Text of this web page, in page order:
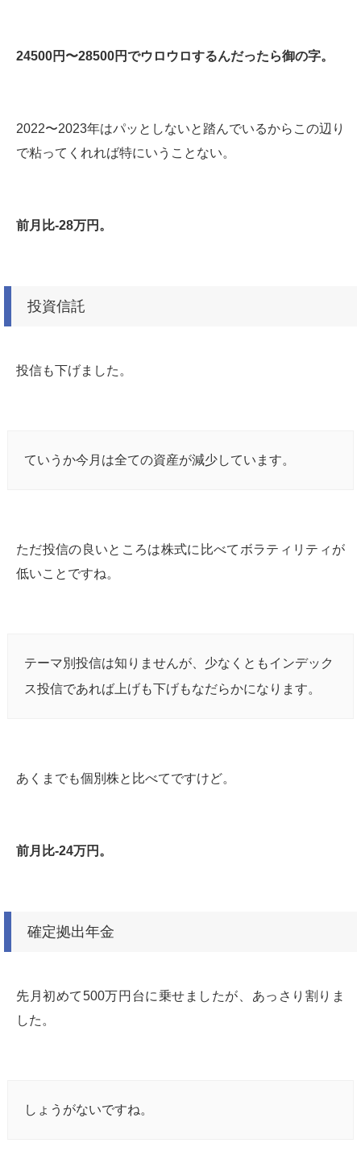
24500円〜28500円でウロウロするんだったら御の字。
2022〜2023年はパッとしないと踏んでいるからこの辺り
で粘ってくれれば特にいうことない。
前月比-28万円。
投資信託
投信も下げました。
ていうか今月は全ての資産が減少しています。
ただ投信の良いところは株式に比べてボラティリティが
低いことですね。
テーマ別投信は知りませんが、少なくともインデック
ス投信であれば上げも下げもなだらかになります。
あくまでも個別株と比べてですけど。
前月比-24万円。
確定拠出年金
先月初めて500万円台に乗せましたが、あっさり割りま
した。
しょうがないですね。